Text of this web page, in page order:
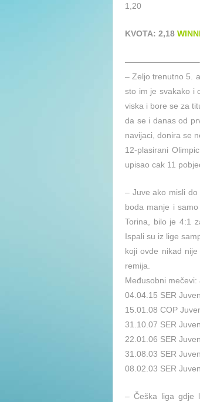
1,20
KVOTA: 2,18
– Zeljo trenutno 5.
sto im je svakako i
viska i bore se za
da se i danas od
navijaci, donira se
12-plasirani
upisao cak 11
– Juve ako misli
boda manje i
Torina, bilo je 4:1
Ispali su iz lige
koji ovde nikad
remija.
Međusobni mečevi:
04.04.15 SER
15.01.08 COP
31.10.07 SER
22.01.06 SER
31.08.03 SER
08.02.03 SER
– Češka liga gdje